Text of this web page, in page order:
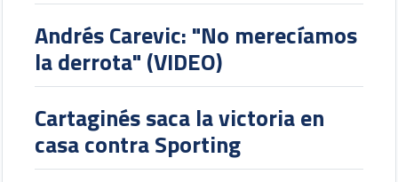
Andrés Carevic: "No merecíamos
la derrota" (VIDEO)
Cartaginés saca la victoria en
casa contra Sporting